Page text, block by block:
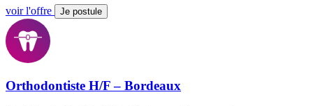
voir l'offre Je postule
Orthodontiste H/F – Bordeaux